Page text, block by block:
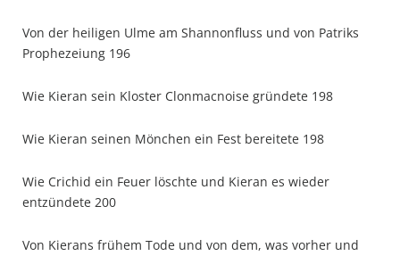
Von der heiligen Ulme am Shannonfluss und von Patriks
Prophezeiung 196
Wie Kieran sein Kloster Clonmacnoise gründete 198
Wie Kieran seinen Mönchen ein Fest bereitete 198
Wie Crichid ein Feuer löschte und Kieran es wieder
entzündete 200
Von Kierans frühem Tode und von dem, was vorher und